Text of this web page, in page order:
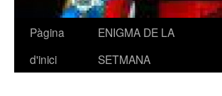
Vés
Pàgina
d'inici
ENIGMA DE LA
SETMANA